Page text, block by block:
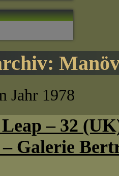
Jahr 1978
– 32
Galerie